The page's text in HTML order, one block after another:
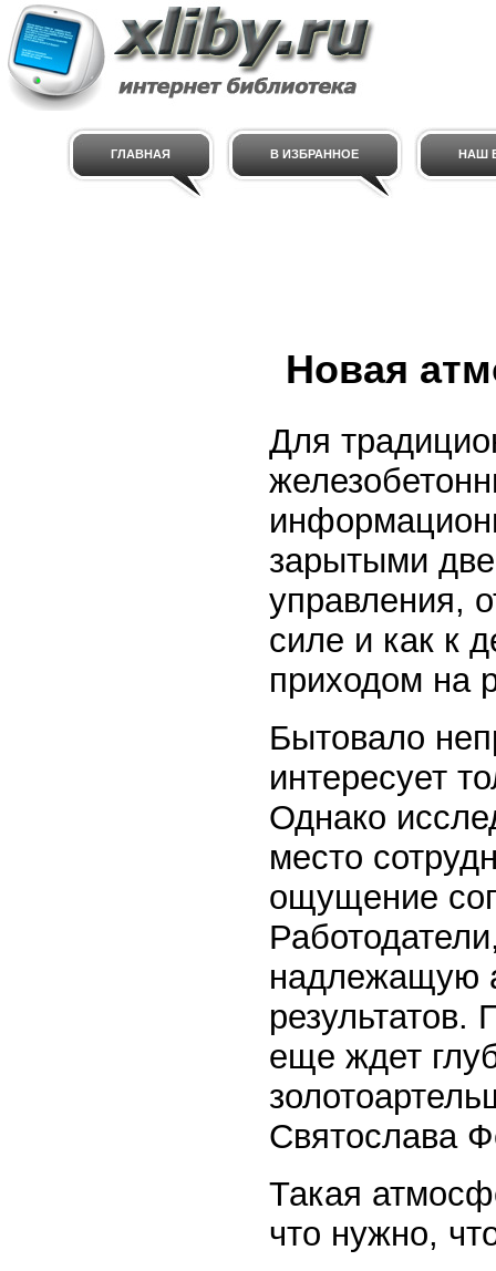
ГЛАВНАЯ В ИЗБРАННОЕ НАШ
Новая
Для
зарытыми
управления,
силе и как к
приходом на
Бытовало
интересует
Однако
место
ощущение
надлежащую
еще ждет
Святослава
Такая
что нужно,